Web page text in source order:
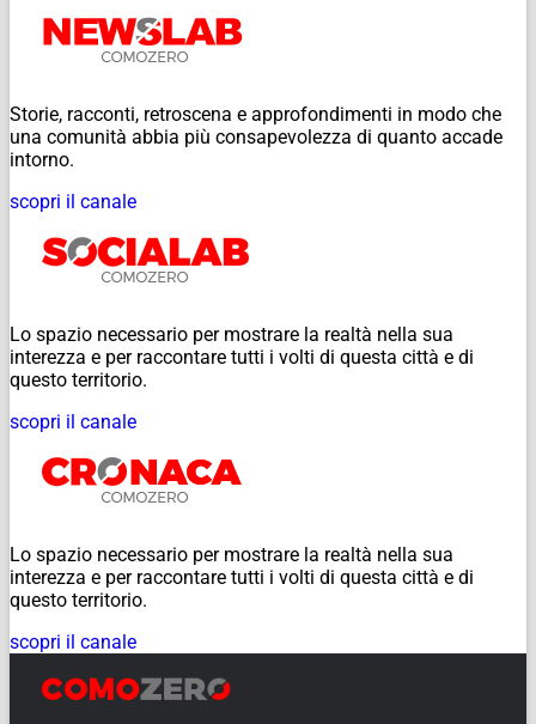
Storie, racconti, retroscena e approfondimenti in modo che
una comunità abbia più consapevolezza di quanto accade
intorno.
scopri il canale
Lo spazio necessario per mostrare la realtà nella sua
interezza e per raccontare tutti i volti di questa città e di
questo territorio.
scopri il canale
Lo spazio necessario per mostrare la realtà nella sua
interezza e per raccontare tutti i volti di questa città e di
questo territorio.
scopri il canale